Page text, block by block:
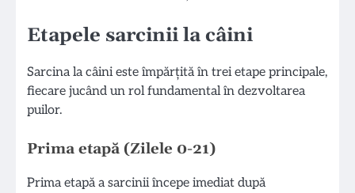
Etapele sarcinii la câini
Sarcina la câini este împărțită în trei etape principale,
fiecare jucând un rol fundamental în dezvoltarea
puilor.
Prima etapă (Zilele 0-21)
Prima etapă a sarcinii începe imediat după